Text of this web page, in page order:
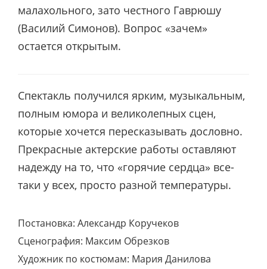
малахольного, зато честного Гаврюшу
(Василий Симонов). Вопрос «зачем»
остается открытым.
Спектакль получился ярким, музыкальным,
полным юмора и великолепных сцен,
которые хочется пересказывать дословно.
Прекрасные актерские работы оставляют
надежду на то, что «горячие сердца» все-
таки у всех, просто разной температуры.
Постановка: Александр Коручеков
Сценография: Максим Обрезков
Художник по костюмам: Мария Данилова